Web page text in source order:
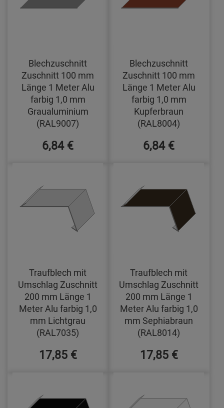
Blechzuschnitt
Zuschnitt 100 mm
Länge 1 Meter Alu
farbig 1,0 mm
Graualuminium
(RAL9007)
6,84 €
Blechzuschnitt
Zuschnitt 100 mm
Länge 1 Meter Alu
farbig 1,0 mm
Kupferbraun
(RAL8004)
6,84 €
Traufblech mit
Umschlag Zuschnitt
200 mm Länge 1
Meter Alu farbig 1,0
mm Lichtgrau
(RAL7035)
17,85 €
Traufblech mit
Umschlag Zuschnitt
200 mm Länge 1
Meter Alu farbig 1,0
mm Sephiabraun
(RAL8014)
17,85 €